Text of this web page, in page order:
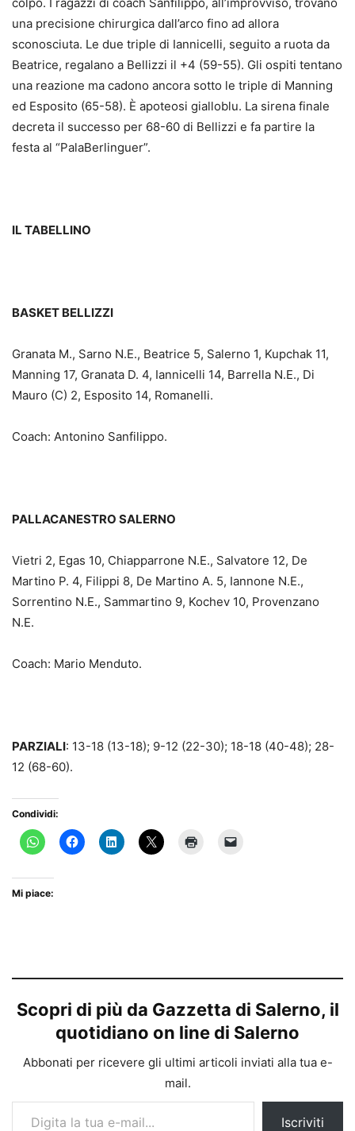
una precisione chirurgica dall’arco fino ad allora
sconosciuta. Le due triple di Iannicelli, seguito a ruota da
Beatrice, regalano a Bellizzi il +4 (59-55). Gli ospiti tentano
una reazione ma cadono ancora sotto le triple di Manning
ed Esposito (65-58). È apoteosi gialloblu. La sirena finale
decreta il successo per 68-60 di Bellizzi e fa partire la
festa al “PalaBerlinguer”.
IL TABELLINO
BASKET BELLIZZI
Granata M., Sarno N.E., Beatrice 5, Salerno 1, Kupchak 11,
Manning 17, Granata D. 4, Iannicelli 14, Barrella N.E., Di
Mauro (C) 2, Esposito 14, Romanelli.
Coach: Antonino Sanfilippo.
PALLACANESTRO SALERNO
Vietri 2, Egas 10, Chiapparrone N.E., Salvatore 12, De
Martino P. 4, Filippi 8, De Martino A. 5, Iannone N.E.,
Sorrentino N.E., Sammartino 9, Kochev 10, Provenzano
N.E.
Coach: Mario Menduto.
PARZIALI: 13-18 (13-18); 9-12 (22-30); 18-18 (40-48); 28-
12 (68-60).
Condividi:
Mi piace:
Scopri di più da Gazzetta di Salerno, il
quotidiano on line di Salerno
Abbonati per ricevere gli ultimi articoli inviati alla tua e-
mail.
Digita la tua e-mail...
Iscriviti